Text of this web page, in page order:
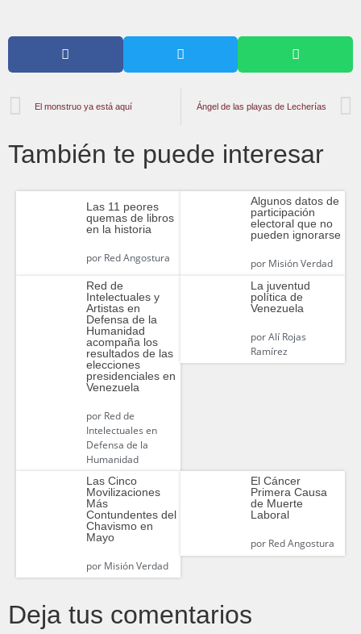
El monstruo ya está aquí Ángel de las playas de Lecherías
También te puede interesar
Las 11 peores
quemas de libros
en la historia
porRed Angostura
Algunos datos de
participación
electoral que no
pueden ignorarse
porMisión Verdad
Red de
Intelectuales y
Artistas en
Defensa de la
Humanidad
acompaña los
resultados de las
elecciones
presidenciales en
Venezuela
porRed de
Intelectuales en
Defensa de la
Humanidad
La juventud
política de
Venezuela
porAlí Rojas
Ramírez
Las Cinco
Movilizaciones
Más
Contundentes del
Chavismo en
Mayo
porMisión Verdad
El Cáncer
Primera Causa
de Muerte
Laboral
porRed Angostura
Deja tus comentarios